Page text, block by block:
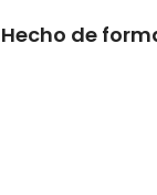
Hecho de